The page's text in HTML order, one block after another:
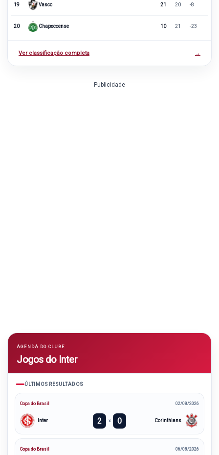
19 Vasco 21 20 -8
20 Chapecoense 10 21 -23
Ver classificação completa →
Publicidade
AGENDA DO CLUBE
Jogos do Inter
ÚLTIMOS RESULTADOS
Copa do Brasil 02/08/2026
Inter 2 x 0 Corinthians
Copa do Brasil 06/08/2026